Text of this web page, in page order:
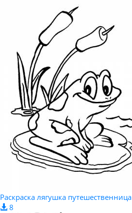
Раскраска лягушка путешественница
8